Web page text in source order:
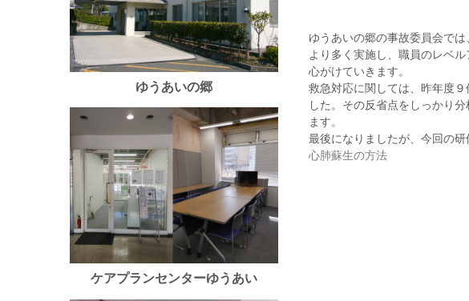
ゆうあいの郷の事故委員会で
より多く実施し、職員のレベ
心がけていきます。
救急対応に関しては、昨年度
した。その反省点をしっかり
ます。
最後になりましたが、今回の研
心肺蘇生の方法
ゆうあいの郷
ケアプランセンターゆうあい